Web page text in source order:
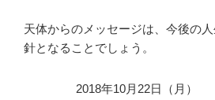
天体からのメッセージは、今後の
針となることでしょう。
2018年10月22日（月）